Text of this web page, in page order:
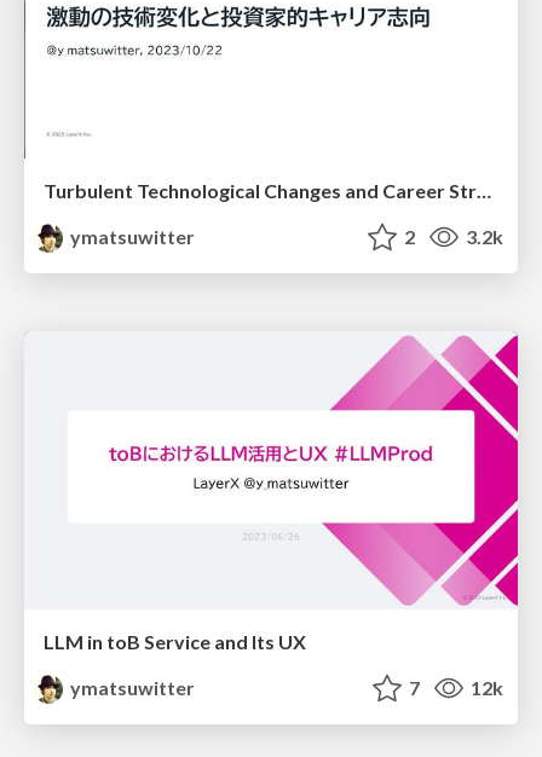
Turbulent Technological Changes and Career Strategies
ymatsuwitter
2 3.2k
LLM in toB Service and Its UX
ymatsuwitter
7 12k